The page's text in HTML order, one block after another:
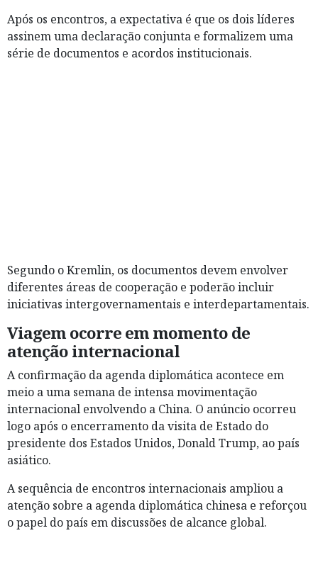
Após os encontros, a expectativa é que os dois líderes
assinem uma declaração conjunta e formalizem uma
série de documentos e acordos institucionais.
Segundo o Kremlin, os documentos devem envolver
diferentes áreas de cooperação e poderão incluir
iniciativas intergovernamentais e interdepartamentais.
Viagem ocorre em momento de
atenção internacional
A confirmação da agenda diplomática acontece em
meio a uma semana de intensa movimentação
internacional envolvendo a China. O anúncio ocorreu
logo após o encerramento da visita de Estado do
presidente dos Estados Unidos, Donald Trump, ao país
asiático.
A sequência de encontros internacionais ampliou a
atenção sobre a agenda diplomática chinesa e reforçou
o papel do país em discussões de alcance global.